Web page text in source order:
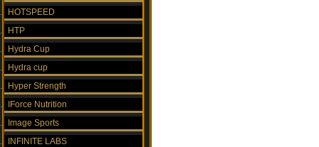
HOTSPEED
HTP
Hydra Cup
Hydra cup
Hyper Strength
IForce Nutrition
Image Sports
INFINITE LABS